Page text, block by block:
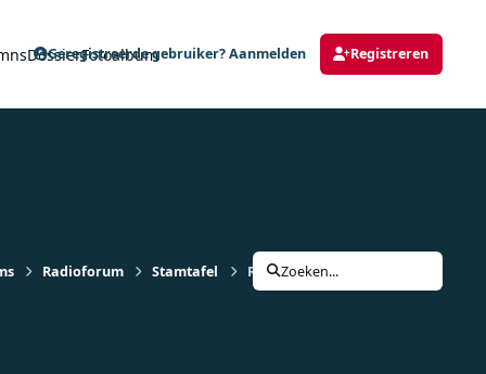
DossierFotoalbum
Geregistreerde gebruiker? Aanmelden Registreren
Radioforum Stamtafel Radio-zendamateurisme (Februari
Zoeken...